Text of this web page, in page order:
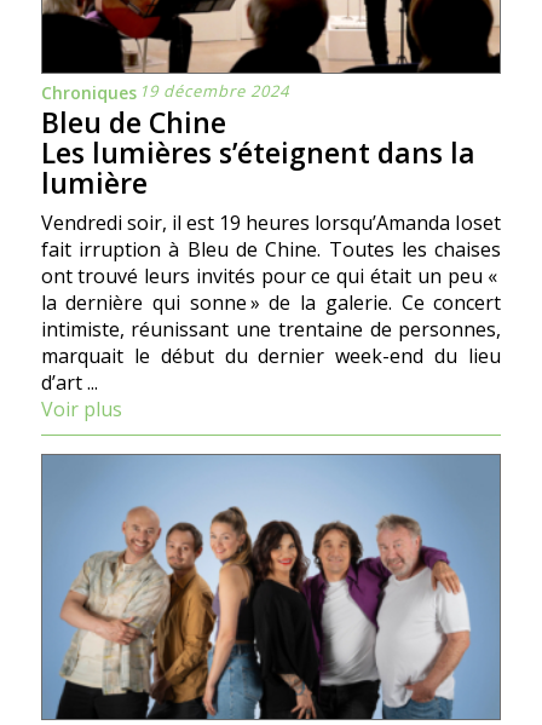
Chroniques 19 décembre 2024
Bleu de Chine
Les lumières s’éteignent dans la
lumière
Vendredi soir, il est 19 heures lorsqu’Amanda Ioset
fait irruption à Bleu de Chine. Toutes les chaises
ont trouvé leurs invités pour ce qui était un peu «
la dernière qui sonne » de la galerie. Ce concert
intimiste, réunissant une trentaine de personnes,
marquait le début du dernier week-end du lieu
d’art ...
Voir plus